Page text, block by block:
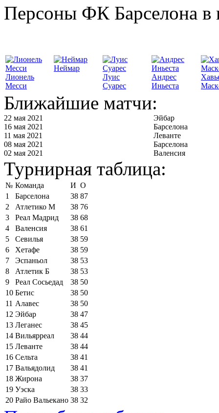
Персоны ФК Барселона в
Лионель
Месси
Неймар
Луис
Суарес
Андрес
Иньеста
Ближайшие матчи:
22 мая 2021
Эйбар
16 мая 2021
Барселона
11 мая 2021
Леванте
08 мая 2021
Барселона
02 мая 2021
Валенсия
Турнирная таблица:
№ Команда И О
1
Барселона 38 87
2
Атлетико М 38 76
3
Реал Мадрид 38 68
4
Валенсия 38 61
5
Севилья 38 59
6
Хетафе 38 59
7
Эспаньол 38 53
8
Атлетик Б 38 53
9
Реал Сосьедад 38 50
10 Бетис 38 50
11 Алавес 38 50
12 Эйбар 38 47
13 Леганес 38 45
14 Вильярреал 38 44
15 Леванте 38 44
16 Сельта 38 41
17 Вальядолид 38 41
18 Жирона 38 37
19 Уэска 38 33
20 Райо Вальекано 38 32